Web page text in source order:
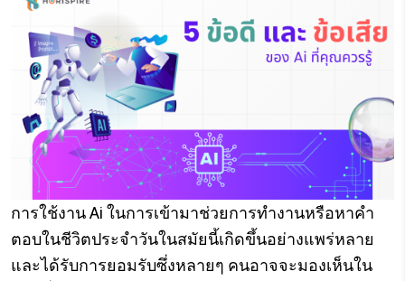
การใช้งาน Ai ในการเข้ามาช่วยการทำงานหรือหาคำ
ตอบในชีวิตประจำวันในสมัยนี้เกิดขึ้นอย่างแพร่หลาย
และได้รับการยอมรับซึ่งหลายๆ คนอาจจะมองเห็นใน